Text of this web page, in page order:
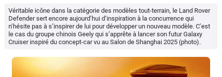
Véritable icône dans la catégorie des modèles tout-terrain, le Land Rover
Defender sert encore aujourd’hui d’inspiration à la concurrence qui
n’hésite pas à s’inspirer de lui pour développer un nouveau modèle. C’est
le cas du groupe chinois Geely qui s’apprête à lancer son futur Galaxy
Cruiser inspiré du concept-car vu au Salon de Shanghai 2025 (photo).